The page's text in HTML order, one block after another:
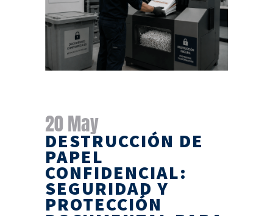
20 May
DESTRUCCIÓN DE
PAPEL
CONFIDENCIAL:
SEGURIDAD Y
PROTECCIÓN